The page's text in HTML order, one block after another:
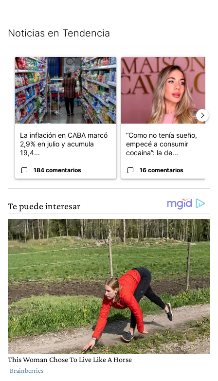
Noticias en Tendencia
Un artículo de tendencia con el título "La inflación en CABA
La inflación en CABA marcó
2,9% en julio y acumula
19,4...
184 comentarios
Un artículo de tendencia con
“Como no tenía sueño,
empecé a consumir
cocaína”: la de...
16 comentarios